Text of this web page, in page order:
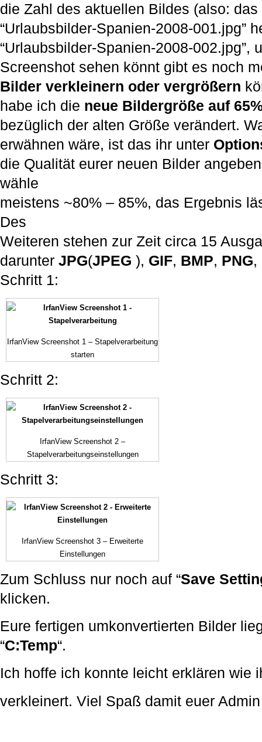
die Zahl des aktuellen Bildes (also:
“Urlaubsbilder-Spanien-2008-001.jpg”
“Urlaubsbilder-Spanien-2008-
Screenshot sehen könnt gibt es noch
Bilder verkleinern oder vergrößern
habe ich die neue Bildergröße auf
bezüglich der alten Größe verändert.
erwähnen wäre, ist das ihr unter
die Qualität eurer neuen Bilder
wähle
meistens ~80% – 85%, das Ergebnis
Des
Weiteren stehen zur Zeit circa 15
darunter JPG(JPEG ), GIF, BMP, PNG,
Schritt 1:
IrfanView Screenshot 1 – Stapelverarbeitung
starten
Schritt 2:
IrfanView Screenshot 2 –
Stapelverarbeitungseinstellungen
Schritt 3:
IrfanView Screenshot 3 – Erweiterte
Einstellungen
Zum Schluss nur noch auf “Save
klicken.
Eure fertigen umkonvertierten Bilder
“C:Temp“.
Ich hoffe ich konnte leicht erklären wie
verkleinert. Viel Spaß damit euer